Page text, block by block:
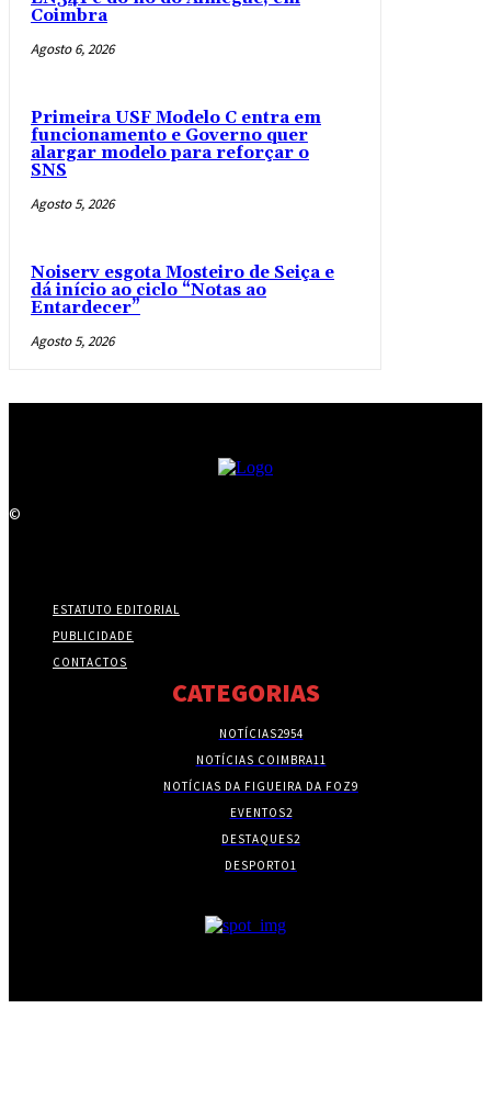
Coimbra
Agosto 6, 2026
Primeira USF Modelo C entra em
funcionamento e Governo quer
alargar modelo para reforçar o
SNS
Agosto 5, 2026
Noiserv esgota Mosteiro de Seiça e
dá início ao ciclo “Notas ao
Entardecer”
Agosto 5, 2026
©
ESTATUTO EDITORIAL
PUBLICIDADE
CONTACTOS
CATEGORIAS
NOTÍCIAS2954
NOTÍCIAS COIMBRA11
NOTÍCIAS DA FIGUEIRA DA FOZ9
EVENTOS2
DESTAQUES2
DESPORTO1